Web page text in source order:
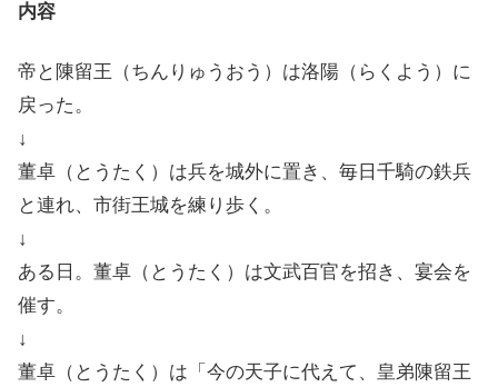
内容
帝と陳留王（ちんりゅうおう）は洛陽（らくよう）に
戻った。
↓
董卓（とうたく）は兵を城外に置き、毎日千騎の鉄兵
と連れ、市街王城を練り歩く。
↓
ある日。董卓（とうたく）は文武百官を招き、宴会を
催す。
↓
董卓（とうたく）は「今の天子に代えて、皇弟陳留王